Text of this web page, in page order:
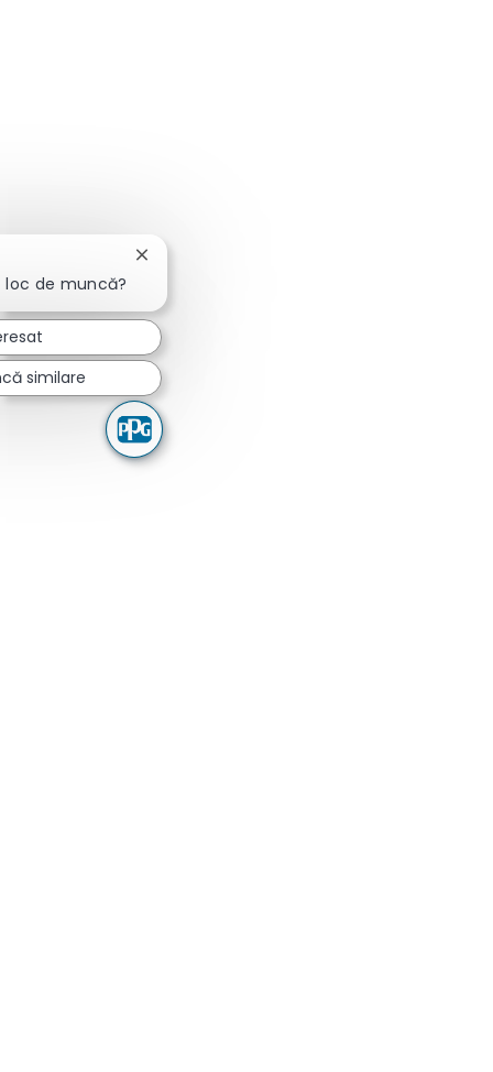
loc de muncă?
Închideți notificarea chatbot-ului
similare